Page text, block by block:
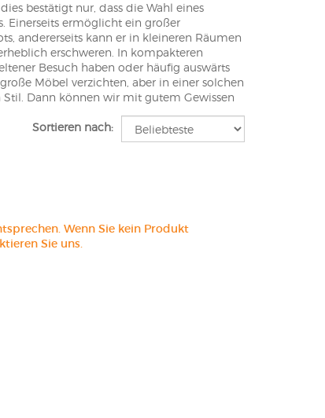
bestätigt nur, dass die Wahl eines
Einerseits ermöglicht ein großer
andererseits kann er in kleineren Räumen
erschweren. In kompakteren
Besuch haben oder häufig auswärts
Möbel verzichten, aber in einer solchen
Dann können wir mit gutem Gewissen
ist es auch, ihn optisch auf die übrige
Ausziehtische aus Eiche, sondern
des Angebots beschränken wir uns auf
mit modisch geschnitzten Beinflächen.
Tische sind gleichermaßen beliebt,
die sich von verschiedenen
Sortieren nach:
Wenn Sie kein Produkt
Sie uns.